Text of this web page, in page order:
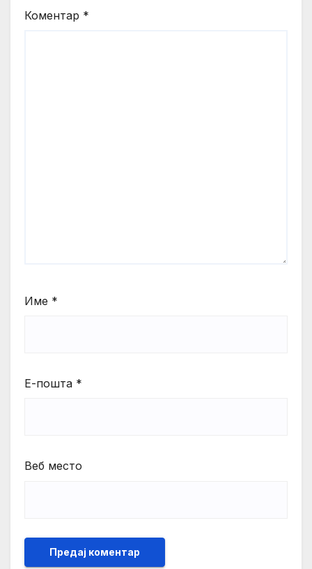
Коментар *
Име *
Е-пошта *
Веб место